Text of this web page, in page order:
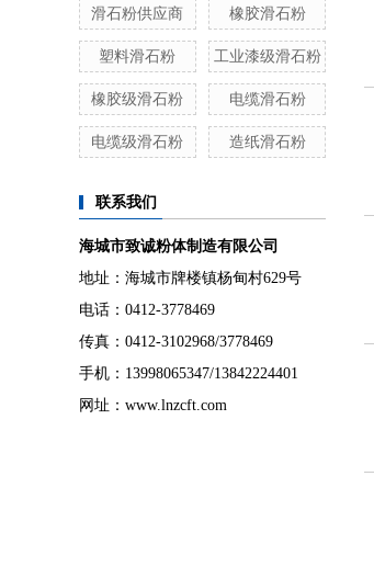
滑石粉供应商 橡胶滑石粉
塑料滑石粉 工业漆级滑石粉
橡胶级滑石粉 电缆滑石粉
电缆级滑石粉 造纸滑石粉
联系我们
海城市致诚粉体制造有限公司
地址：海城市牌楼镇杨甸村629号
电话：0412-3778469
传真：0412-3102968/3778469
手机：13998065347/13842224401
网址：www.lnzcft.com